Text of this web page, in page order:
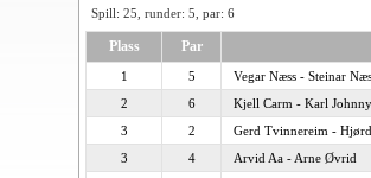
Spill: 25, runder: 5, par: 6
Plass Par
1 5
Vegar Næss - Steinar
2
6
Kjell Carm - Karl
3
2
Gerd Tvinnereim -
3
4
Arvid Aa - Arne Øvrid